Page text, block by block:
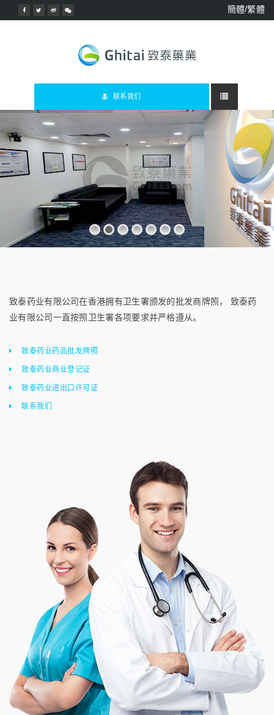
簡體/繁體
联系我们
致泰药业有限公司在香港拥有卫生署颁发的批发商牌照， 致泰药
业有限公司一直按照卫生署各项要求并严格遵从。
致泰药业药品批发牌照
致泰药业商业登记证
致泰药业进出口许可证
联系我们